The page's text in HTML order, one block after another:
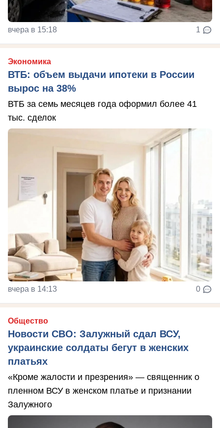
вчера в 15:18 1
Экономика
ВТБ: объем выдачи ипотеки в России
вырос на 38%
ВТБ за семь месяцев года оформил более 41
тыс. сделок
вчера в 14:13 0
Общество
Новости СВО: Залужный сдал ВСУ,
украинские солдаты бегут в женских
платьях
«Кроме жалости и презрения» — священник о
пленном ВСУ в женском платье и признании
Залужного